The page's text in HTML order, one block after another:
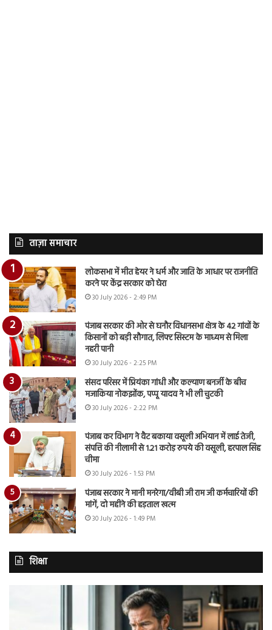
ताज़ा समाचार
लोकसभा में मीत हेयर ने धर्म और जाति के आधार पर राजनीति
करने पर केंद्र सरकार को घेरा
30 July 2026 - 2:49 PM
पंजाब सरकार की ओर से घनौर विधानसभा क्षेत्र के 42 गांवों के
किसानों को बड़ी सौगात, लिफ्ट सिस्टम के माध्यम से मिला
नहरी पानी
30 July 2026 - 2:25 PM
संसद परिसर में प्रियंका गांधी और कल्याण बनर्जी के बीच
मजाकिया नोकझोंक, पप्पू यादव ने भी ली चुटकी
30 July 2026 - 2:22 PM
पंजाब कर विभाग ने वैट बकाया वसूली अभियान में लाई तेजी,
संपत्ति की नीलामी से 1.21 करोड़ रुपये की वसूली, हरपाल सिंह
चीमा
30 July 2026 - 1:53 PM
पंजाब सरकार ने मानी मनरेगा/वीबी जी राम जी कर्मचारियों की
मांगें, दो महीने की हड़ताल खत्म
30 July 2026 - 1:49 PM
शिक्षा